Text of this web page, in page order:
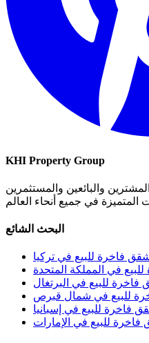
KHI Property Group
والبائعين والمستثمرين
البحث الشائع
فاخرة للبيع في تركيا
في المملكة المتحدة
فاخرة للبيع في البرتغال
للبيع في شمال قبرص
فاخرة للبيع في إسبانيا
للبيع في الإمارات